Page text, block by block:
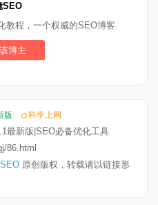
SEO
教程，一个权威的SEO博客.
博主
版 科学上网
最新版|SEO必备优化工具
86.html
原创版权，转载请以链接形